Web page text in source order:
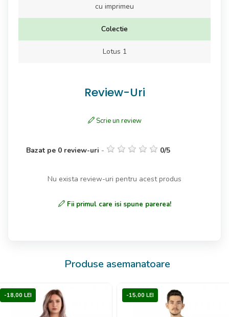
cu imprimeu
Colectie
Lotus 1
Review-Uri
Scrie un review
Bazat pe 0 review-uri - 0/5
Nu exista review-uri pentru acest produs
Fii primul care isi spune parerea!
Produse asemanatoare
-18,00 LEI -15,00 LEI